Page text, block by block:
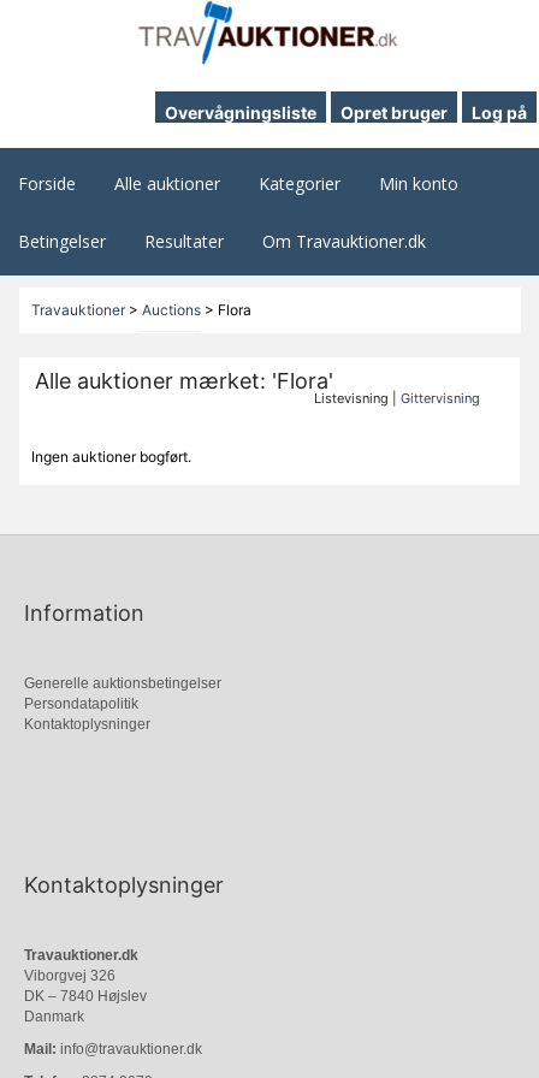
Overvågningsliste Opret bruger Log på
Forside Alle auktioner Kategorier Min konto
Betingelser Resultater Om Travauktioner.dk
Travauktioner> Auctions> Flora
Alle auktioner mærket: 'Flora'
Listevisning |Gittervisning
Ingen auktioner bogført.
Information
Generelle auktionsbetingelser
Persondatapolitik
Kontaktoplysninger
Kontaktoplysninger
Travauktioner.dk
Viborgvej 326
DK – 7840 Højslev
Danmark
Mail: info@travauktioner.dk